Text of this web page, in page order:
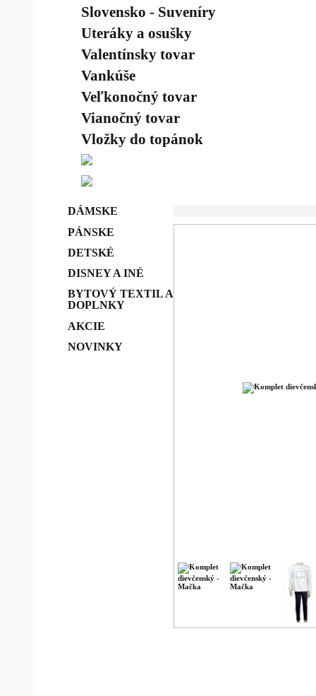
Slovensko - Suveníry
Uteráky a osušky
Valentínsky tovar
Vankúše
Veľkonočný tovar
Vianočný tovar
Vložky do topánok
DÁMSKE
PÁNSKE
DETSKÉ
DISNEY A INÉ
BYTOVÝ TEXTIL A
DOPLNKY
AKCIE
NOVINKY